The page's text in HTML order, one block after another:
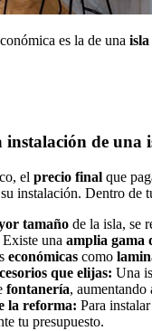
es la de una isla
de una
el precio final que
instalación. Dentro de
tamaño de la isla, se
Existe una amplia gama
económicas como
que elijas: Una
fontanería,
la reforma: Para
tu presupuesto.